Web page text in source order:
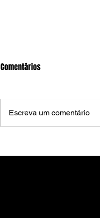
Patrimônios Vivos;
Comentários
Escreva um comentário